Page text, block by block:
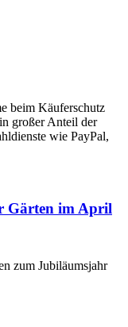
beim Käuferschutz
großer Anteil der
wie PayPal,
Gärten im April
zum Jubiläumsjahr